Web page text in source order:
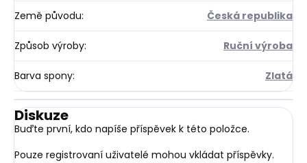
Země původu: Česká republika
Způsob výroby: Ruční výroba
Barva spony: Zlatá
Diskuze
Buďte první, kdo napíše příspěvek k této položce.
Pouze registrovaní uživatelé mohou vkládat příspěvky.